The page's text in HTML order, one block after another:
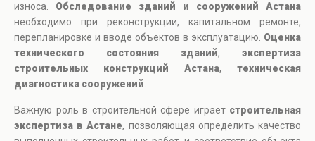
износа. Обследование зданий и сооружений Астана
необходимо при реконструкции, капитальном ремонте,
перепланировке и вводе объектов в эксплуатацию. Оценка
технического состояния зданий, экспертиза
строительных конструкций Астана, техническая
диагностика сооружений
Важную роль в строительной сфере играет строительная
экспертиза в Астане, позволяющая определить качество